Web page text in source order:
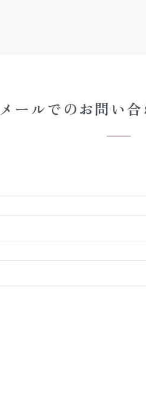
メールでのお問い